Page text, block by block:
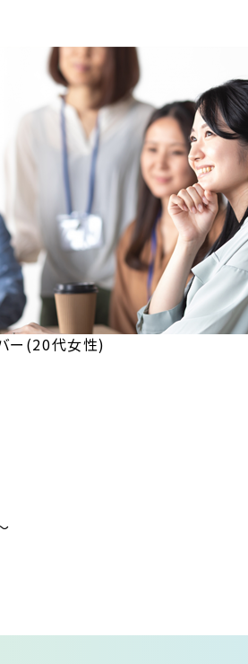
ー(20代女性)